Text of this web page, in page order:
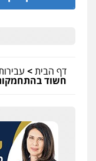
דף הבית>
חשוד